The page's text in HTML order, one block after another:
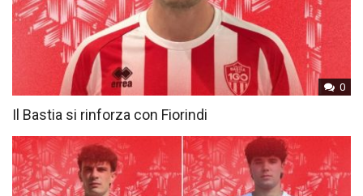
0
Il Bastia si rinforza con Fiorindi